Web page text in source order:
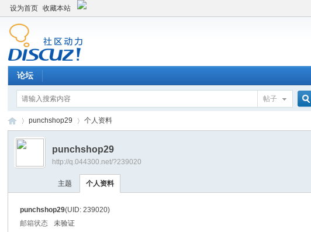
设为首页 收藏本站
论坛
帖子
›
punchshop29 个人资料
punchshop29
http://q.044300.net/?239020
主题 个人资料
punchshop29(UID: 239020)
邮箱状态
未验证